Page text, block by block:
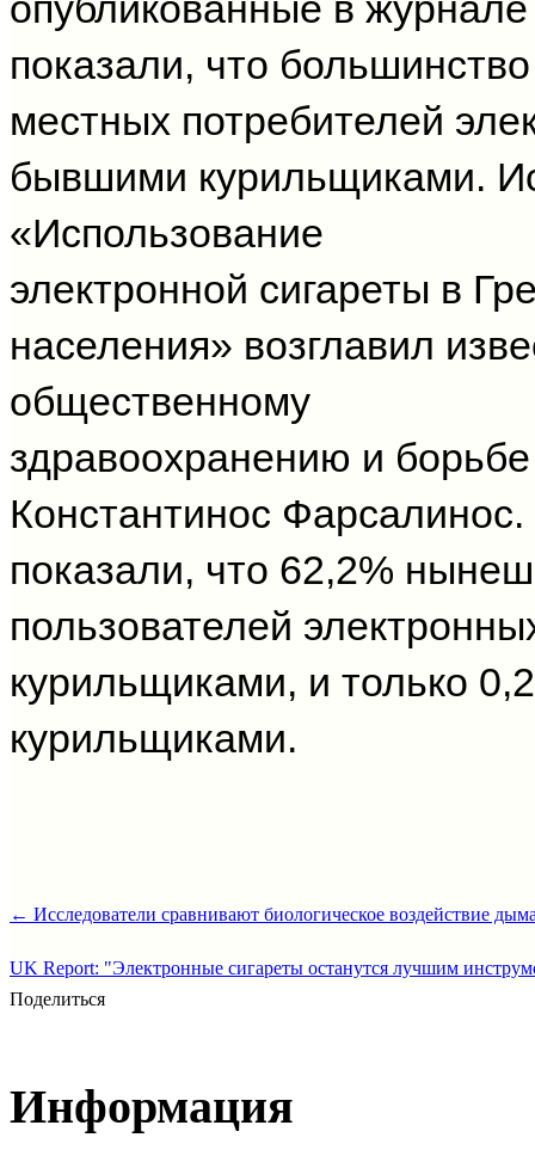
показали, что большинство
местных потребителей
бывшими курильщиками.
«Использование
электронной сигареты в
населения» возглавил
общественному
здравоохранению и
Константинос
показали, что 62,2%
пользователей
курильщиками, и только
курильщиками.
← Исследователи сравнивают биологическое воздействие
UK Report: "Электронные сигареты останутся лучшим
Поделиться
Информация